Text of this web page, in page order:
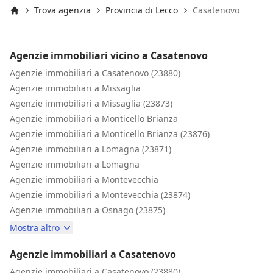
se volete acquistare o vendere un immobile affidatevi a
Michele Guerra!!! Grazie ancora di tutto!!!
Trova agenzia Provincia di Lecco Casatenovo
Agenzie immobiliari vicino a Casatenovo
Agenzie immobiliari a Casatenovo (23880)
Agenzie immobiliari a Missaglia
Agenzie immobiliari a Missaglia (23873)
Agenzie immobiliari a Monticello Brianza
Agenzie immobiliari a Monticello Brianza (23876)
Agenzie immobiliari a Lomagna (23871)
Agenzie immobiliari a Lomagna
Agenzie immobiliari a Montevecchia
Agenzie immobiliari a Montevecchia (23874)
Agenzie immobiliari a Osnago (23875)
Mostra altro
Agenzie immobiliari a Casatenovo